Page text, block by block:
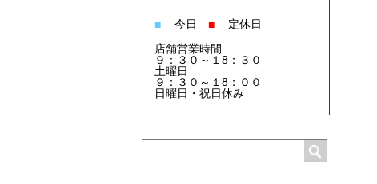
■ 今日 ■
定休日
店舗営業時間
９：３０～１8：３０
土曜日
９：３０～１8：００
日曜日・祝日休み